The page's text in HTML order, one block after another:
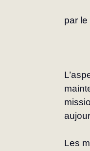
par le
Les